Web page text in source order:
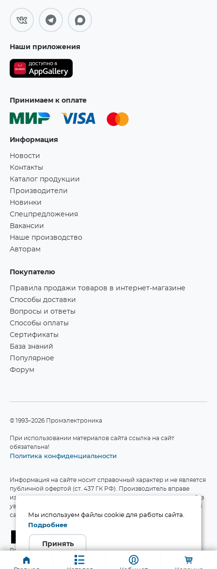
Наши приложения
Принимаем к оплате
Информация
Новости
Контакты
Каталог продукции
Производители
Новинки
Спецпредложения
Вакансии
Наше производство
Авторам
Покупателю
Правила продажи товаров в интернет-магазине
Способы доставки
Вопросы и ответы
Способы оплаты
Сертификаты
База знаний
Популярное
Форум
©1993–2026 Промэлектроника
При использовании материалов сайта ссылка на сайт
обязательна!
Политика конфиденциальности
Информация на сайте носит справочный характер и не является
публичной офертой (ст. 437 ГК РФ). Производитель вправе
изменять технические характеристики и комплект поставки без
уведомления. Актуальные данные приведены на официальном
сайте производителя.
Разработка сайта
Мы используем файлы cookie для работы сайта.
Подробнее
Принять